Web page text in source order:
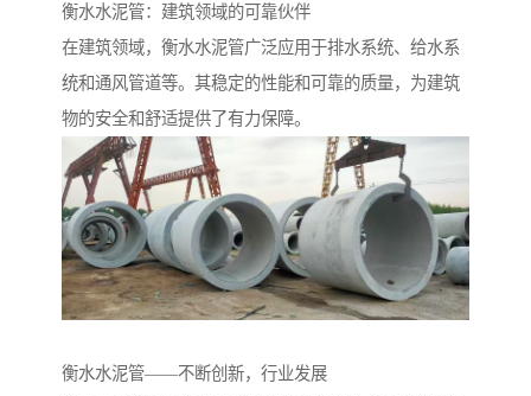
衡水水泥管：建筑领域的可靠伙伴
在建筑领域，衡水水泥管广泛应用于排水系统、给水系
统和通风管道等。其稳定的性能和可靠的质量，为建筑
物的安全和舒适提供了有力保障。
衡水水泥管——不断创新，行业发展